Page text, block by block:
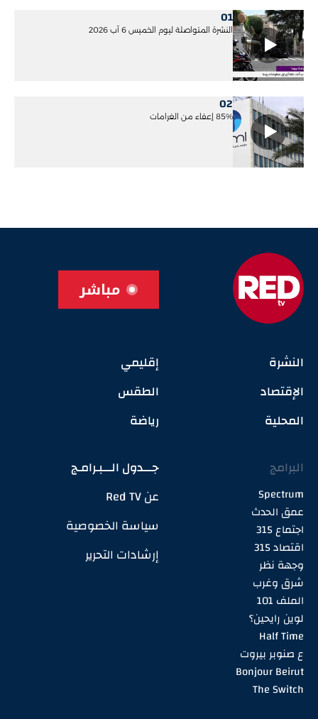
01
النشرة المتواصلة ليوم الخميس 6 آب 2026
02
85% إعفاء من الغرامات
مباشر
النشرة
الإقتصاد
المحلية
إقليمي
الطقس
رياضة
البرامج
Spectrum
عمق الحدث
اجتماع 315
اقتصاد 315
وجهة نظر
شرق وغرب
الملف 101
لوين رايحين؟
Half Time
ع صنوبر بيروت
Bonjour Beirut
The Switch
جـــدول الـــبـرامـج
عن Red TV
سياسة الخصوصية
إرشادات التحرير